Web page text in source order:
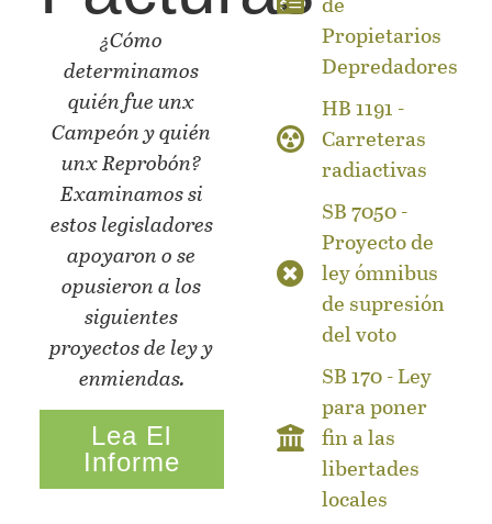
¿Cómo
determinamos
quién fue unx
Campeón y quién
unx Reprobón?
Examinamos si
estos legisladores
apoyaron o se
opusieron a los
siguientes
proyectos de ley y
enmiendas.
Lea El
Informe
Propietarios
Depredadores
HB 1191 -
Carreteras
radiactivas
SB 7050 -
Proyecto de
ley ómnibus
de supresión
del voto
SB 170 - Ley
para poner
fin a las
libertades
locales